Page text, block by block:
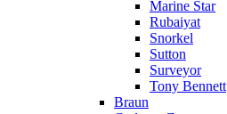
Marine Star
Rubaiyat
Snorkel
Sutton
Surveyor
Tony Bennett
Braun